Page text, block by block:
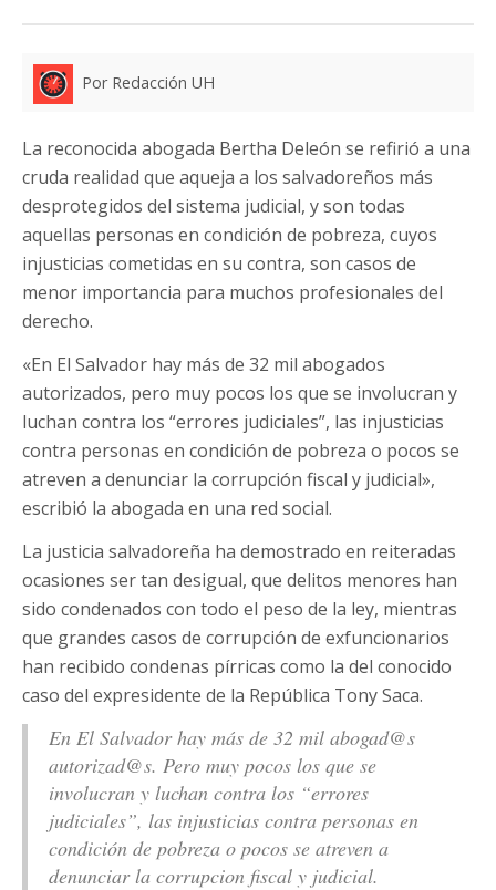
Por Redacción UH
La reconocida abogada Bertha Deleón se refirió a una
cruda realidad que aqueja a los salvadoreños más
desprotegidos del sistema judicial, y son todas
aquellas personas en condición de pobreza, cuyos
injusticias cometidas en su contra, son casos de
menor importancia para muchos profesionales del
derecho.
«En El Salvador hay más de 32 mil abogados
autorizados, pero muy pocos los que se involucran y
luchan contra los “errores judiciales”, las injusticias
contra personas en condición de pobreza o pocos se
atreven a denunciar la corrupción fiscal y judicial»,
escribió la abogada en una red social.
La justicia salvadoreña ha demostrado en reiteradas
ocasiones ser tan desigual, que delitos menores han
sido condenados con todo el peso de la ley, mientras
que grandes casos de corrupción de exfuncionarios
han recibido condenas pírricas como la del conocido
caso del expresidente de la República Tony Saca.
En El Salvador hay más de 32 mil abogad@s
autorizad@s. Pero muy pocos los que se
involucran y luchan contra los “errores
judiciales”, las injusticias contra personas en
condición de pobreza o pocos se atreven a
denunciar la corrupcion fiscal y judicial.